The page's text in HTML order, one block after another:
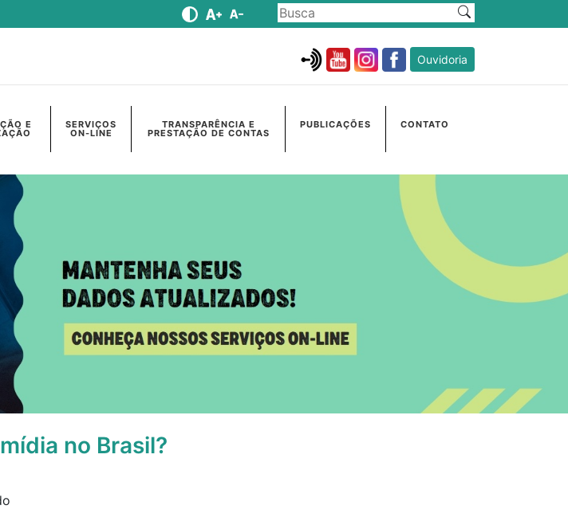
Ouvidoria
E SERVIÇOS
ON-LINE
TRANSPARÊNCIA E
PRESTAÇÃO DE CONTAS
PUBLICAÇÕES CONTATO
no Brasil?